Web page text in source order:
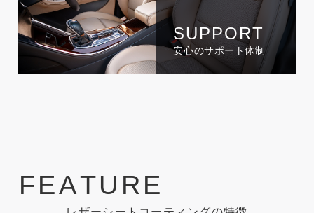
SUPPORT
安心のサポート体制
FEATU R E